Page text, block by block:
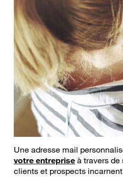
Une adresse mail
votre entreprise à travers
clients et prospects